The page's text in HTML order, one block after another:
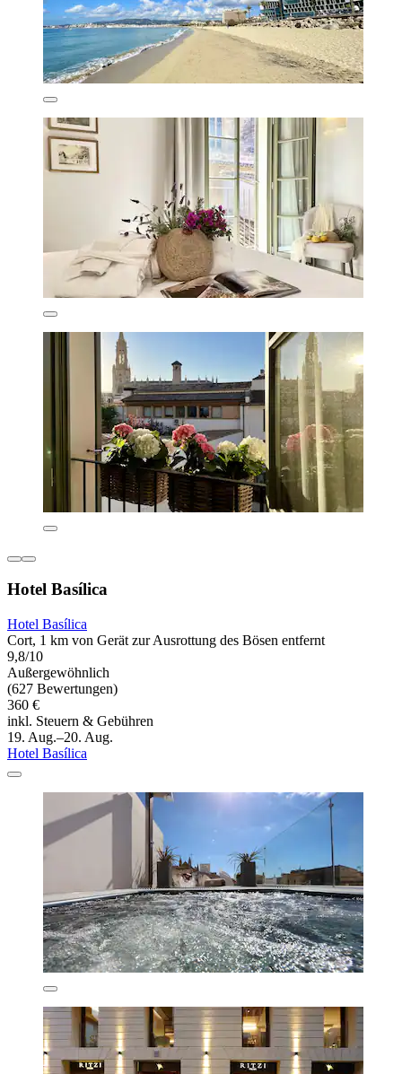
Hotel Basílica
Hotel Basílica
Cort, 1 km von Gerät zur Ausrottung des Bösen entfernt
9,8/10
Außergewöhnlich
(627 Bewertungen)
360 €
inkl. Steuern & Gebühren
19. Aug.–20. Aug.
Hotel Basílica